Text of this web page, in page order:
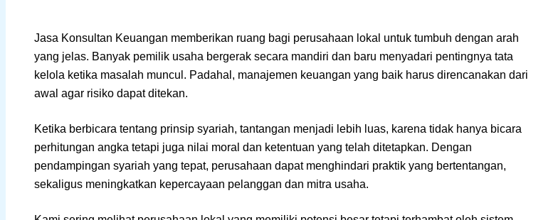
Jasa Konsultan Keuangan memberikan ruang bagi perusahaan lokal untuk tumbuh dengan arah
yang jelas. Banyak pemilik usaha bergerak secara mandiri dan baru menyadari pentingnya tata
kelola ketika masalah muncul. Padahal, manajemen keuangan yang baik harus direncanakan dari
awal agar risiko dapat ditekan.
Ketika berbicara tentang prinsip syariah, tantangan menjadi lebih luas, karena tidak hanya bicara
perhitungan angka tetapi juga nilai moral dan ketentuan yang telah ditetapkan. Dengan
pendampingan syariah yang tepat, perusahaan dapat menghindari praktik yang bertentangan,
sekaligus meningkatkan kepercayaan pelanggan dan mitra usaha.